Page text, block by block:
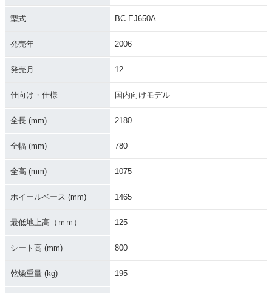
2007年 W650 追加
カラー ローハンドル
2007年 W650 追加
カラー アップハンド
ラーチェンジ
ンドル仕様・特別・
型式 BC-EJ650A
発売年 2006
発売月 12
仕向け・仕様 国内向けモデル
全長 (mm) 2180
全幅 (mm) 780
全高 (mm) 1075
ホイールベース (mm) 1465
最低地上高（ｍｍ） 125
シート高 (mm) 800
乾燥重量 (kg) 195